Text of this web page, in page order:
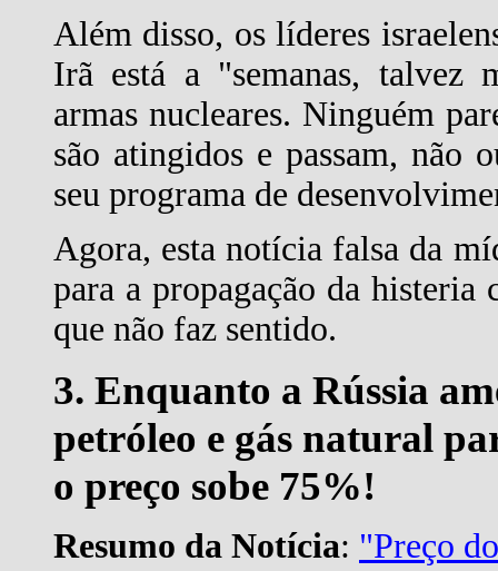
Além disso, os líderes
Irã está a "semanas, talvez
armas nucleares. Ninguém
são atingidos e passam, não
seu programa de
Agora, esta notícia falsa da
para a propagação da
que não faz sentido.
3. Enquanto a Rússia
petróleo e gás natural
o preço sobe 75%!
Resumo da Notícia: "Preço